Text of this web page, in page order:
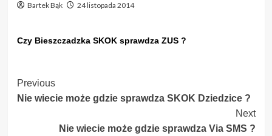
Bartek Bąk 24 listopada 2014
Czy Bieszczadzka SKOK sprawdza ZUS ?
Post
Navigation
Previous
Nie wiecie może gdzie sprawdza SKOK Dziedzice ?
Next
Nie wiecie może gdzie sprawdza Via SMS ?